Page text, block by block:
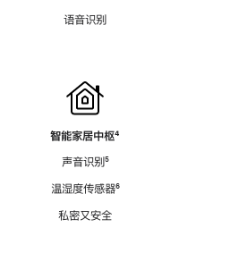
语音识别
智能家居中枢脚
⁴
声音识别脚
⁵
温湿度传感器脚
⁶
私密又安全